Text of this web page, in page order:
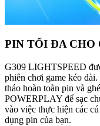
PIN TỐI ĐA CHO
G309 LIGHTSPEED
phiên chơi game kéo
tháo hoàn toàn pin và
POWERPLAY để sạc
vào việc thực hiện các
dụng pin của bạn.